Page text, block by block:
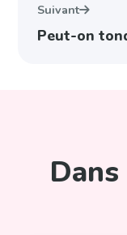
Suivant
Peut-on